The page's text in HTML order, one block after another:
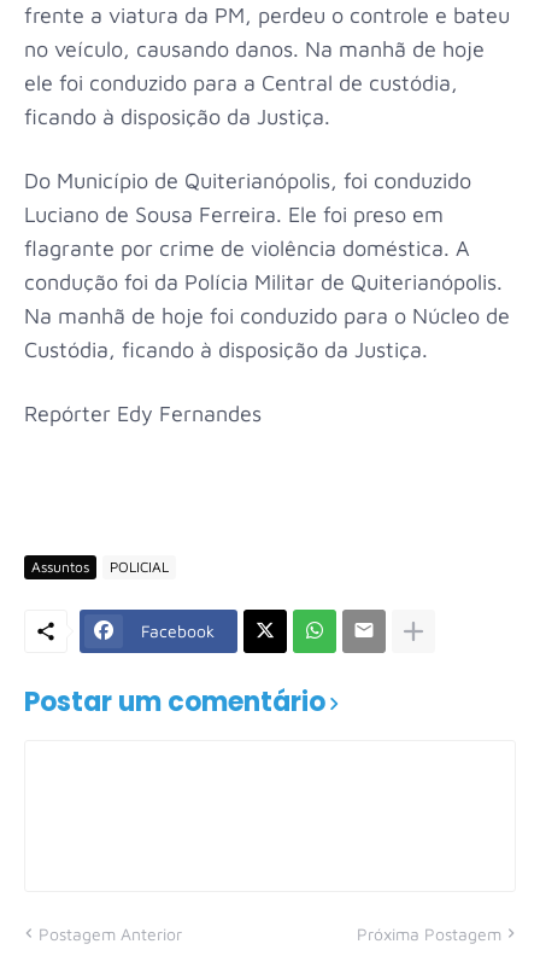
frente a viatura da PM, perdeu o controle e bateu
no veículo, causando danos. Na manhã de hoje
ele foi conduzido para a Central de custódia,
ficando à disposição da Justiça.
Do Município de Quiterianópolis, foi conduzido
Luciano de Sousa Ferreira. Ele foi preso em
flagrante por crime de violência doméstica. A
condução foi da Polícia Militar de Quiterianópolis.
Na manhã de hoje foi conduzido para o Núcleo de
Custódia, ficando à disposição da Justiça.
Repórter Edy Fernandes
Assuntos POLICIAL
Facebook
Postar um comentário
Postagem Anterior Próxima Postagem